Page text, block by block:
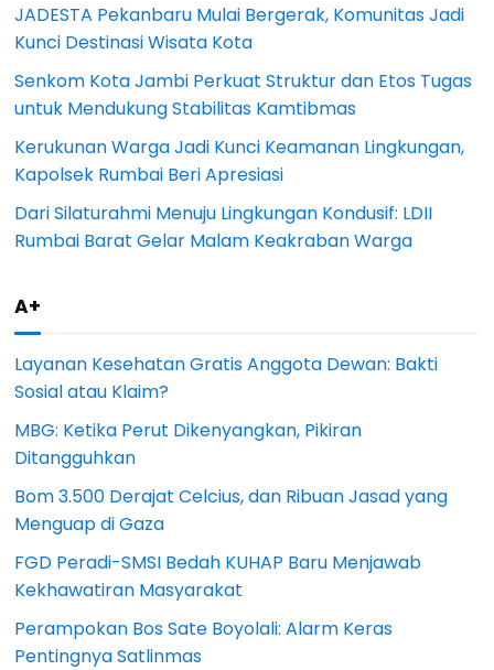
JADESTA Pekanbaru Mulai Bergerak, Komunitas Jadi
Kunci Destinasi Wisata Kota
Senkom Kota Jambi Perkuat Struktur dan Etos Tugas
untuk Mendukung Stabilitas Kamtibmas
Kerukunan Warga Jadi Kunci Keamanan Lingkungan,
Kapolsek Rumbai Beri Apresiasi
Dari Silaturahmi Menuju Lingkungan Kondusif: LDII
Rumbai Barat Gelar Malam Keakraban Warga
A+
Layanan Kesehatan Gratis Anggota Dewan: Bakti
Sosial atau Klaim?
MBG: Ketika Perut Dikenyangkan, Pikiran
Ditangguhkan
Bom 3.500 Derajat Celcius, dan Ribuan Jasad yang
Menguap di Gaza
FGD Peradi-SMSI Bedah KUHAP Baru Menjawab
Kekhawatiran Masyarakat
Perampokan Bos Sate Boyolali: Alarm Keras
Pentingnya Satlinmas